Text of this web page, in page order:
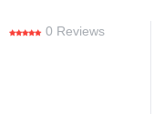
0 Reviews